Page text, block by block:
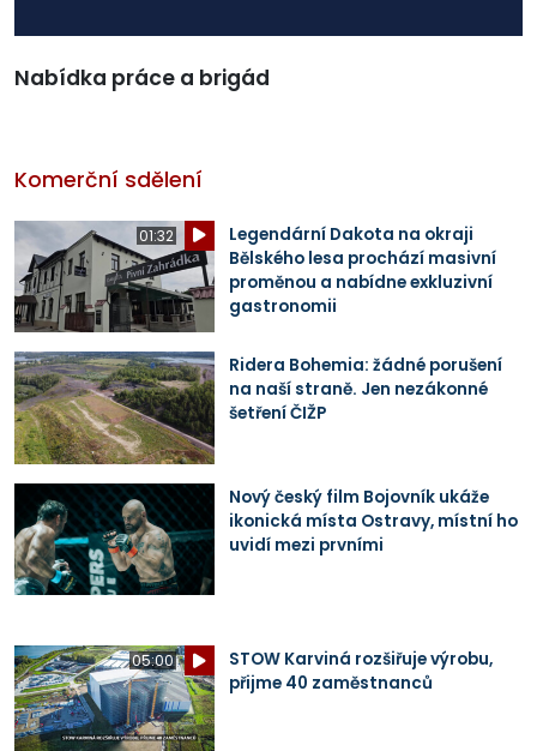
Nabídka práce a brigád
Komerční sdělení
01:32
Legendární Dakota na okraji
Bělského lesa prochází masivní
proměnou a nabídne exkluzivní
gastronomii
Ridera Bohemia: žádné porušení
na naší straně. Jen nezákonné
šetření ČIŽP
Nový český film Bojovník ukáže
ikonická místa Ostravy, místní ho
uvidí mezi prvními
05:00
STOW Karviná rozšiřuje výrobu,
přijme 40 zaměstnanců